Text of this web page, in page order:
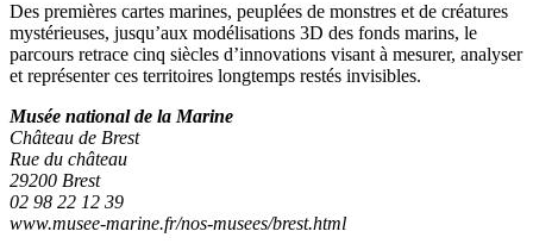
Des premières cartes marines, peuplées de monstres et de créatures
mystérieuses, jusqu’aux modélisations 3D des fonds marins, le
parcours retrace cinq siècles d’innovations visant à mesurer, analyser
et représenter ces territoires longtemps restés invisibles.
Musée national de la Marine
Château de Brest
Rue du château
29200 Brest
02 98 22 12 39
www.musee-marine.fr/nos-musees/brest.html